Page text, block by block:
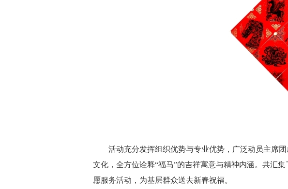
活动充分发挥组织优势与专业优势，广泛动员主席团
文化，全方位诠释“福马”的吉祥寓意与精神内涵。共汇
愿服务活动，为基层群众送去新春祝福。